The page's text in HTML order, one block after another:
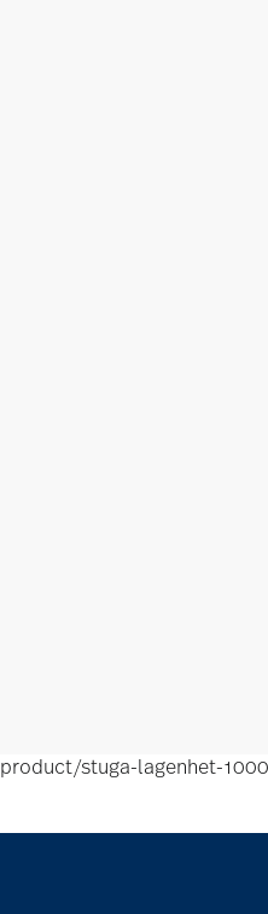
product/stuga-lagenhet-